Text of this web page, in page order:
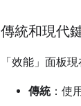
傳統和現代
「效能」 面板現
傳統：使